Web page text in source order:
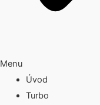
Menu
Úvod
Turbo